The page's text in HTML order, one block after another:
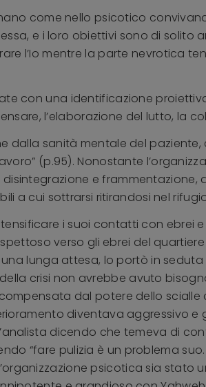
come nello psicotico
e i loro obiettivi sono di solito
l’Io mentre la parte nevrotica
con una identificazione
l’elaborazione del lutto, la
dalla sanità mentale del paziente,
(p.95). Nonostante
e frammentazione,
a cui sottrarsi ritirandosi nel
i suoi contatti con ebrei
verso gli ebrei del quartiere
lunga attesa, lo portò in
crisi non avrebbe avuto
dal potere dello scialle
diventava aggressivo e
dicendo che temeva di
“fare pulizia è un problema
psicotica sia stato